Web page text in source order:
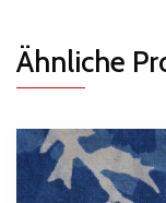
Ähnliche